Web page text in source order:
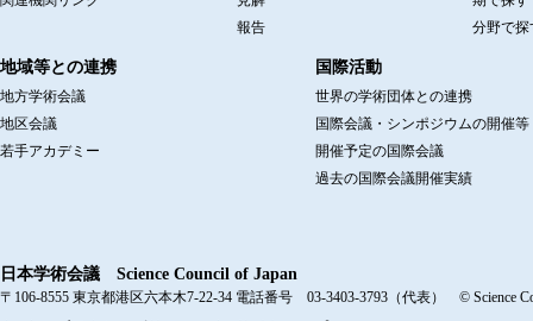
報告
分野で探
地域等との連携
地方学術会議
地区会議
若手アカデミー
国際活動
世界の学術団体との連携
国際会議・シンポジウムの開催等
開催予定の国際会議
過去の国際会議開催実績
日本学術会議 Science Council of Japan
〒106-8555 東京都港区六本木7-22-34 電話番号 03-3403-3793（代表） © Science